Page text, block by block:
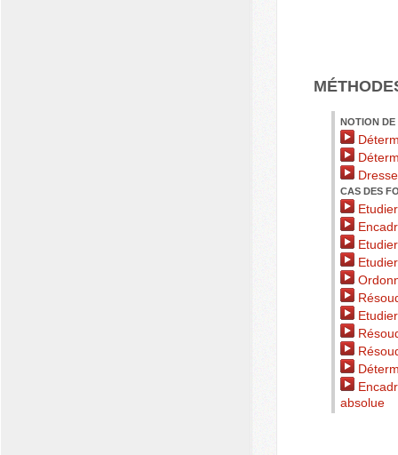
NOTION DE
CAS DES
absolue